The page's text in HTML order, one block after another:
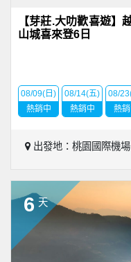
【芽莊.大叻歡喜遊】
山城喜來登6日
08/09(日)
熱銷中
08/14(五)
熱銷中
08/
熱
出發地：桃園國際機場
6 天